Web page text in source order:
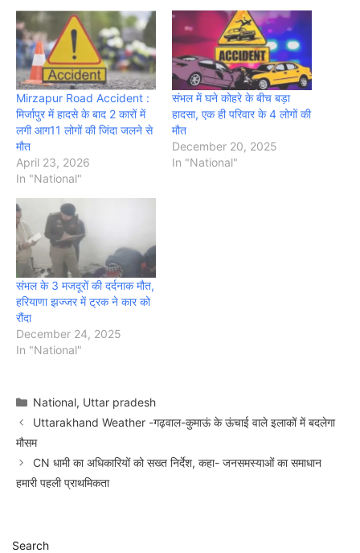
Mirzapur Road Accident :
मिर्जापुर में हादसे के बाद 2 कारों में
लगी आग11 लोगों की जिंदा जलने से
मौत
April 23, 2026
In "National"
संभल में घने कोहरे के बीच बड़ा
हादसा, एक ही परिवार के 4 लोगों की
मौत
December 20, 2025
In "National"
संभल के 3 मजदूरों की दर्दनाक मौत,
हरियाणा झज्जर में ट्रक ने कार को
रौंदा
December 24, 2025
In "National"
Categories
National, Uttar pradesh
Uttarakhand Weather -गढ़वाल-कुमाऊं के ऊंचाई वाले इलाकों में बदलेगा
मौसम
CN धामी का अधिकारियों को सख्त निर्देश, कहा- जनसमस्याओं का समाधान
हमारी पहली प्राथमिकता
Search